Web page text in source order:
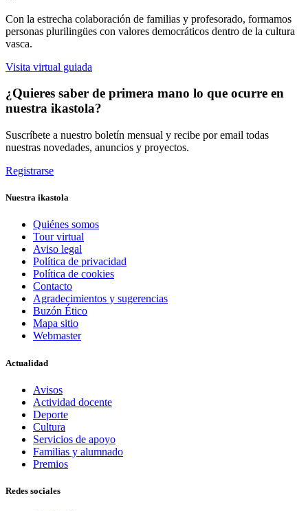
Con la estrecha colaboración de familias y profesorado, formamos
personas plurilingües con valores democráticos dentro de la cultura
vasca.
Visita virtual guiada
¿Quieres saber de primera mano lo que ocurre en
nuestra ikastola?
Suscríbete a nuestro boletín mensual y recibe por email todas
nuestras novedades, anuncios y proyectos.
Registrarse
Nuestra ikastola
Quiénes somos
Tour virtual
Aviso legal
Política de privacidad
Política de cookies
Contacto
Agradecimientos y sugerencias
Buzón Ético
Mapa sitio
Webmaster
Actualidad
Avisos
Actividad docente
Deporte
Cultura
Servicios de apoyo
Familias y alumnado
Premios
Redes sociales